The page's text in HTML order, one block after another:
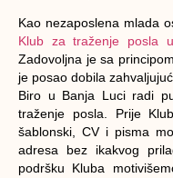
Kao nezaposlena mlada
Klub za traženje posla
Zadovoljna je sa
je posao dobila
Biro u Banja Luci radi
traženje posla. Prije
šablonski, CV i pisma
adresa bez ikakvog
podršku Kluba